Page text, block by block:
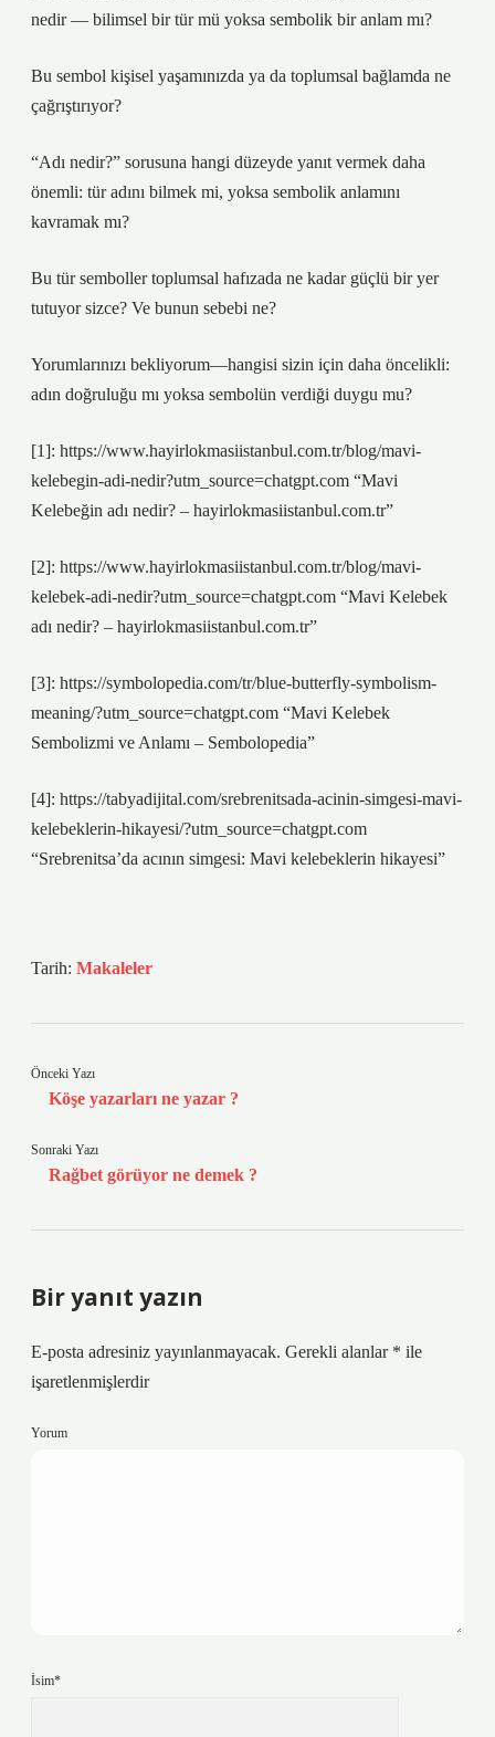
nedir — bilimsel bir tür mü yoksa sembolik bir anlam mı?
Bu sembol kişisel yaşamınızda ya da toplumsal bağlamda ne
çağrıştırıyor?
“Adı nedir?” sorusuna hangi düzeyde yanıt vermek daha
önemli: tür adını bilmek mi, yoksa sembolik anlamını
kavramak mı?
Bu tür semboller toplumsal hafızada ne kadar güçlü bir yer
tutuyor sizce? Ve bunun sebebi ne?
Yorumlarınızı bekliyorum—hangisi sizin için daha öncelikli:
adın doğruluğu mı yoksa sembolün verdiği duygu mu?
[1]: https://www.hayirlokmasiistanbul.com.tr/blog/mavi-
kelebegin-adi-nedir?utm_source=chatgpt.com “Mavi
Kelebeğin adı nedir? – hayirlokmasiistanbul.com.tr”
[2]: https://www.hayirlokmasiistanbul.com.tr/blog/mavi-
kelebek-adi-nedir?utm_source=chatgpt.com “Mavi Kelebek
adı nedir? – hayirlokmasiistanbul.com.tr”
[3]: https://symbolopedia.com/tr/blue-butterfly-symbolism-
meaning/?utm_source=chatgpt.com “Mavi Kelebek
Sembolizmi ve Anlamı – Sembolopedia”
[4]: https://tabyadijital.com/srebrenitsada-acinin-simgesi-mavi-
kelebeklerin-hikayesi/?utm_source=chatgpt.com
“Srebrenitsa’da acının simgesi: Mavi kelebeklerin hikayesi”
Tarih: Makaleler
Önceki Yazı
Köşe yazarları ne yazar ?
Sonraki Yazı
Rağbet görüyor ne demek ?
Bir yanıt yazın
E-posta adresiniz yayınlanmayacak. Gerekli alanlar * ile
işaretlenmişlerdir
Yorum
İsim*